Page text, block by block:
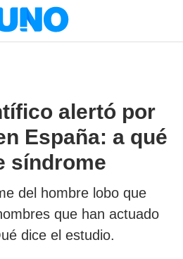
alertó por
España: a qué
síndrome
del hombre lobo que
que han actuado
dice el estudio.